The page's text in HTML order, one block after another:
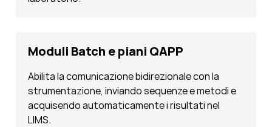
Moduli Batch e piani QAPP
Abilita la comunicazione bidirezionale con la
strumentazione, inviando sequenze e metodi e
acquisendo automaticamente i risultati nel
LIMS.